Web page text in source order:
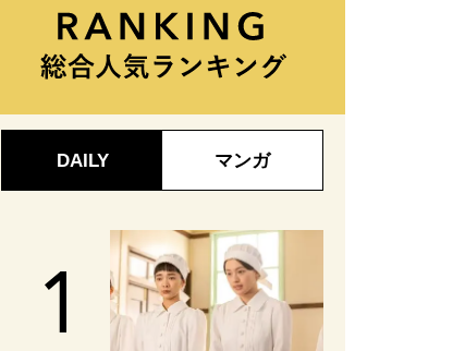
DAILY マンガ